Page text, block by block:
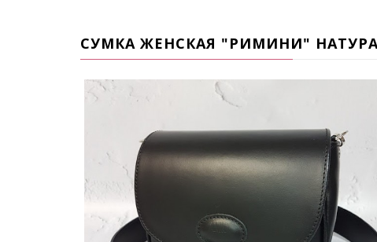
СУМКА ЖЕНСКАЯ "РИМИНИ"